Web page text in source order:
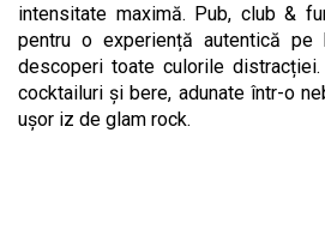
intensitate maximă. Pub, club &
pentru o experiență autentică
descoperi toate culorile
cocktailuri și bere, adunate într-o
ușor iz de glam rock.